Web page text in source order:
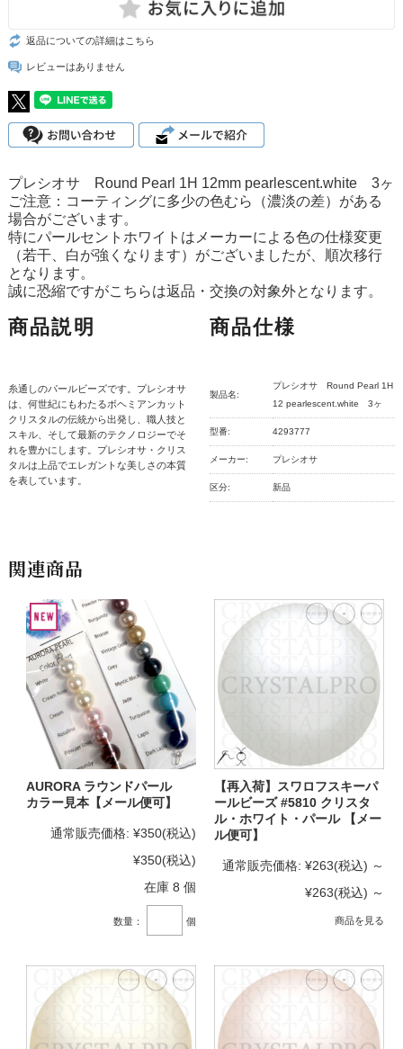
返品についての詳細はこちら
レビューはありません
プレシオサ Round Pearl 1H 12mm pearlescent.white 3ヶ
ご注意：コーティングに多少の色むら（濃淡の差）がある
場合がございます。
特にパールセントホワイトはメーカーによる色の仕様変更
（若干、白が強くなります）がございましたが、順次移行
となります。
誠に恐縮ですがこちらは返品・交換の対象外となります。
商品説明
糸通しのパールビーズです。プレシオサ
は、何世紀にもわたるボヘミアンカット
クリスタルの伝統から出発し、職人技と
スキル、そして最新のテクノロジーでそ
れを豊かにします。プレシオサ・クリス
タルは上品でエレガントな美しさの本質
を表しています。
商品仕様
製品名:
プレシオサ Round Pearl 1H
12 pearlescent.white 3ヶ
型番: 4293777
メーカー: プレシオサ
区分: 新品
関連商品
AURORA ラウンドパール
カラー見本【メール便可】
通常販売価格: ¥350(税込)
¥350(税込)
在庫 8 個
数量： 個
【再入荷】スワロフスキーパ
ールビーズ #5810 クリスタ
ル・ホワイト・パール 【メー
ル便可】
通常販売価格: ¥263(税込) ～
¥263(税込) ～
商品を見る